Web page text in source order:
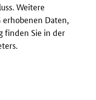
Weitere
Daten,
finden Sie in der